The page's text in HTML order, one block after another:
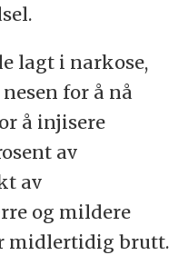
lagt i narkose,
for å nå
å injisere
av
av
og mildere
midlertidig brutt.